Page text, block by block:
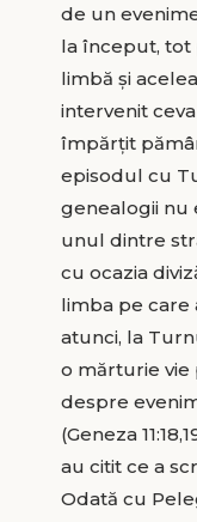
de un
la început, tot
limbă şi
intervenit
împărţit
episodul cu
genealogii nu
unul dintre
cu ocazia
limba pe care
atunci, la
o mărturie vie
despre
(Geneza
au citit ce a
Odată cu